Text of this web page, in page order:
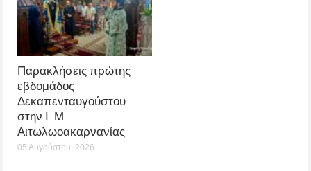
Παρακλήσεις πρώτης
εβδομάδος
Δεκαπενταυγούστου
στην Ι. Μ.
Αιτωλωοακαρνανίας
05 Αυγούστου, 2026